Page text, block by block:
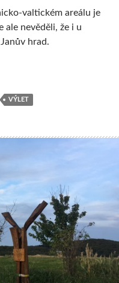
valtickém areálu je
ale nevěděli, že i u
hrad.
aneb selský dvůr
VÝLET